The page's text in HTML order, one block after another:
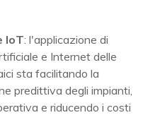
IoT: l'applicazione di
e Internet delle
sta facilitando la
predittiva degli impianti,
e riducendo i costi